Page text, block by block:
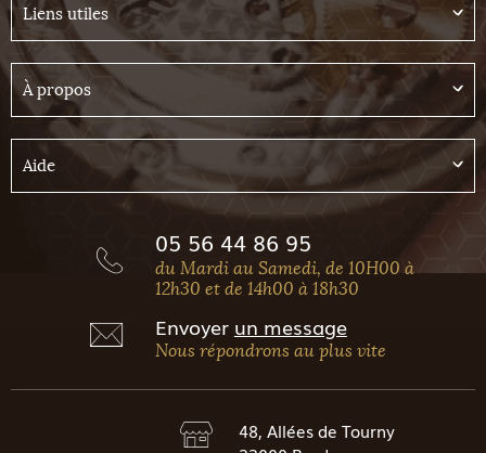
Liens utiles
À propos
Aide
05 56 44 86 95
du Mardi au Samedi, de 10H00 à
12h30 et de 14h00 à 18h30
Envoyer un message
Nous répondrons au plus vite
48, Allées de Tourny